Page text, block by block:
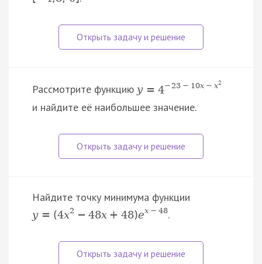
Рассмотрите функцию y = 4− 23 − 10x − x2
и найдите её наибольшее значение.
Найдите точку минимума функции
y = (4x2 − 48x + 48)ex − 48.